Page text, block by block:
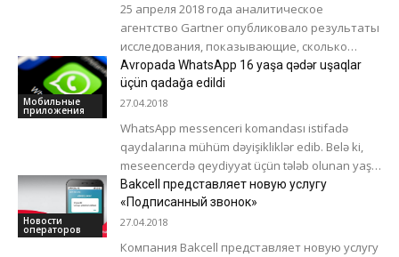
25 апреля 2018 года аналитическое
агентство Gartner опубликовало результаты
исследования, показывающие, сколько
компании в мире заработали денег
благодаря использованию технологий
искусственного интеллекта. Эксперты
оценили коммерческую...
Мобильные
приложения
Avropada WhatsApp 16 yaşa qədər uşaqlar
üçün qadağa edildi
27.04.2018
WhatsApp messenceri komandası istifadə
qaydalarına mühüm dəyişikliklər edib. Belə ki,
meseencerdə qeydiyyat üçün tələb olunan yaş
həddi qaldırılıb. Avropa Birliyi ərazisində 16 yaşa
qədər...
Новости
операторов
Bakcell представляет новую услугу
«Подписанный звонок»
27.04.2018
Компания Bakcell представляет новую услугу